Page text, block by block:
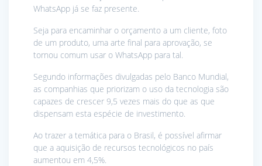
WhatsApp já se faz presente.
Seja para encaminhar o orçamento a um cliente, foto
de um produto, uma arte final para aprovação, se
tornou comum usar o WhatsApp para tal.
Segundo informações divulgadas pelo Banco Mundial,
as companhias que priorizam o uso da tecnologia são
capazes de crescer 9,5 vezes mais do que as que
dispensam esta espécie de investimento.
Ao trazer a temática para o Brasil, é possível afirmar
que a aquisição de recursos tecnológicos no país
aumentou em 4,5%.